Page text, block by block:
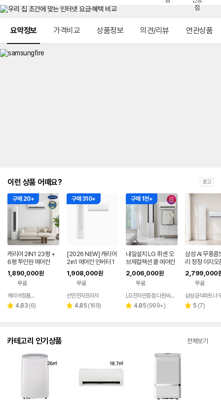
생
는
치
비
요약정보 가격비교 상품정보 의견/리뷰 연관상품
이런 상품 어때요? 광고
구매 20+
캐리어 2IN1 23평 +
6평 투인원 에어컨
1,890,000원
무료
캐리어정품인증점
별 4.83 리
(6)
구매 310+
[2026 NEW] 캐리어
2in1 에어컨 인버터 1
등급 멀티형 wifi 17평
+6평 투인원 전국 설
치비포함
1,908,000원
무료
선인전자프라자
별 4.85 리
(169)
구매 1천+
내일설치 LG 휘센 오
브제컬렉션 쿨 에어컨
2in1 FQ17FC1EC2
기본설치포함
2,006,000원
무료
LG전자인증점 다원씨앤씨
별 4.85 리
(999+)
삼성 AI 무풍콤
리 청정 이지오
형 에어컨
22WRS 기본
2,799,000
무료
삼성공식파트너
별 5 리
(7)
카테고리 인기상품 전체보기